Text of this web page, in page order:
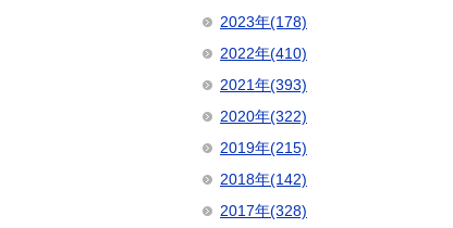
2023年(178)
2022年(410)
2021年(393)
2020年(322)
2019年(215)
2018年(142)
2017年(328)